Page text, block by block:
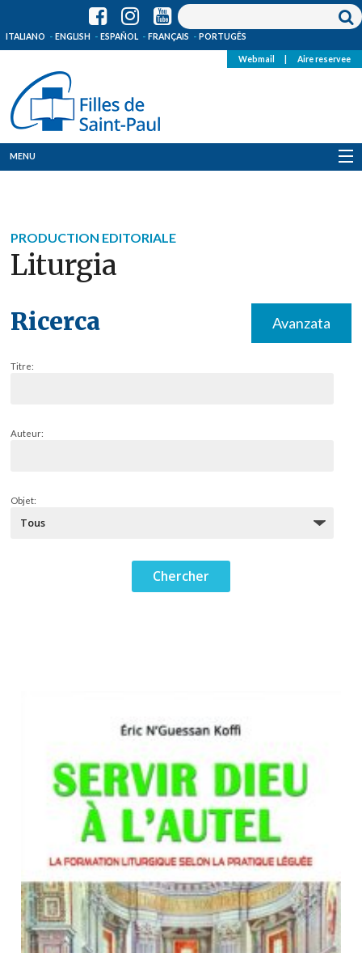
ITALIANO ENGLISH ESPAÑOL FRANÇAIS PORTUGÊS
Webmail Aire reservee
MENU
News
PRODUCTION EDITORIALE
Liturgia
Ricerca Avanzata
Titre:
Auteur:
Objet: